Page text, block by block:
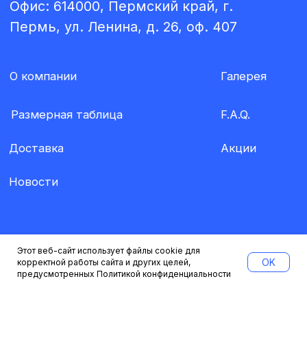
Этот веб-сайт использует файлы cookie для
корректной работы сайта и других целей,
предусмотренных Политикой конфиденциальности
OK